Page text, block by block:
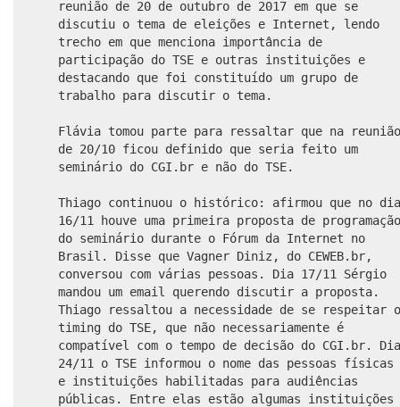
reunião de 20 de outubro de 2017 em que se
discutiu o tema de eleições e Internet, lendo
trecho em que menciona importância de
participação do TSE e outras instituições e
destacando que foi constituído um grupo de
trabalho para discutir o tema.
Flávia tomou parte para ressaltar que na reunião
de 20/10 ficou definido que seria feito um
seminário do CGI.br e não do TSE.
Thiago continuou o histórico: afirmou que no dia
16/11 houve uma primeira proposta de programação
do seminário durante o Fórum da Internet no
Brasil. Disse que Vagner Diniz, do CEWEB.br,
conversou com várias pessoas. Dia 17/11 Sérgio
mandou um email querendo discutir a proposta.
Thiago ressaltou a necessidade de se respeitar o
timing do TSE, que não necessariamente é
compatível com o tempo de decisão do CGI.br. Dia
24/11 o TSE informou o nome das pessoas físicas
e instituições habilitadas para audiências
públicas. Entre elas estão algumas instituições